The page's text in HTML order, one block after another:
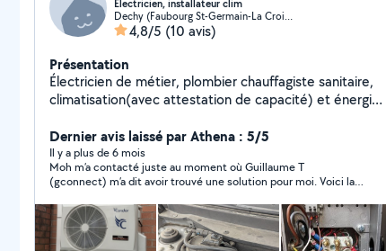
Électricien, installateur clim
Dechy (Faubourg St-Germain-La Croix de Pierre)
4,8/5 (10 avis)
Présentation
Électricien de métier, plombier chauffagiste sanitaire,
climatisation(avec attestation de capacité) et énergie
ne peux répondre à toutes les demandes, j'ai pas de
compte premium, laissé vos co...
Dernier avis laissé par Athena : 5/5
Il y a plus de 6 mois
Moh m’a contacté juste au moment où Guillaume T
(gconnect) m’a dit avoir trouvé une solution pour moi. Voici la
j’adresse mes grands remerciement Athena